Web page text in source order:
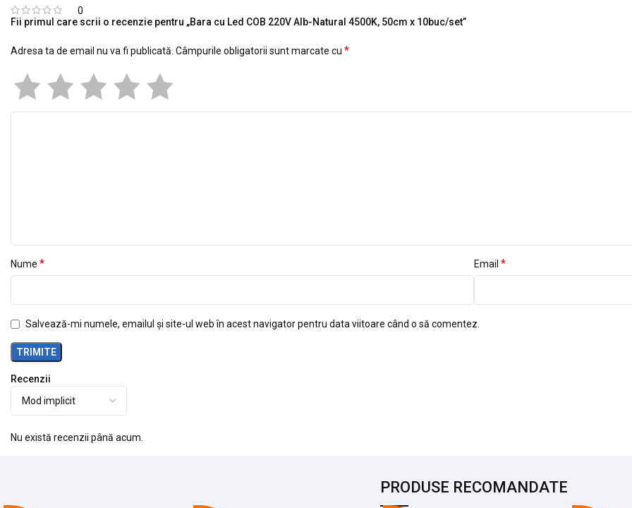
0
Recenzii
Nu există recenzii până acum.
Fii primul care scrii o recenzie pentru „Bara cu Led COB 220V Alb-Natural 4500K, 50cm x 10buc/set”
Adresa ta de email nu va fi publicată. Câmpurile obligatorii sunt marcate cu *
Nume * Email *
Salvează-mi numele, emailul și site-ul web în acest navigator pentru data viitoare când o să comentez.
PRODUSE RECOMANDATE